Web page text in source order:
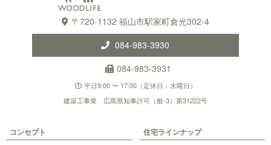
〒720-1132 福山市駅家町倉光302-4
084-983-3930
084-983-3931
平日9:00 〜 17:00（定休日：水曜日）
建築工事業 広島県知事許可（般-3）第31222号
コンセプト 住宅ラインナップ